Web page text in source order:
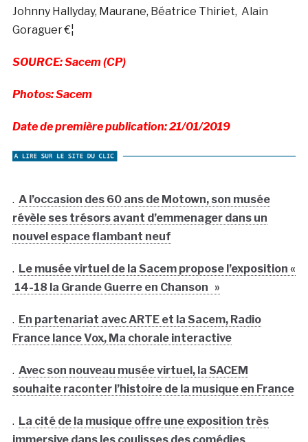
Johnny Hallyday, Maurane, Béatrice Thiriet, Alain
Goraguer €¦
SOURCE: Sacem (CP)
Photos: Sacem
Date de première publication: 21/01/2019
. A l’occasion des 60 ans de Motown, son musée
révèle ses trésors avant d’emmenager dans un
nouvel espace flambant neuf
. Le musée virtuel de la Sacem propose l’exposition «
14-18 la Grande Guerre en Chanson »
. En partenariat avec ARTE et la Sacem, Radio
France lance Vox, Ma chorale interactive
. Avec son nouveau musée virtuel, la SACEM
souhaite raconter l’histoire de la musique en France
. La cité de la musique offre une exposition très